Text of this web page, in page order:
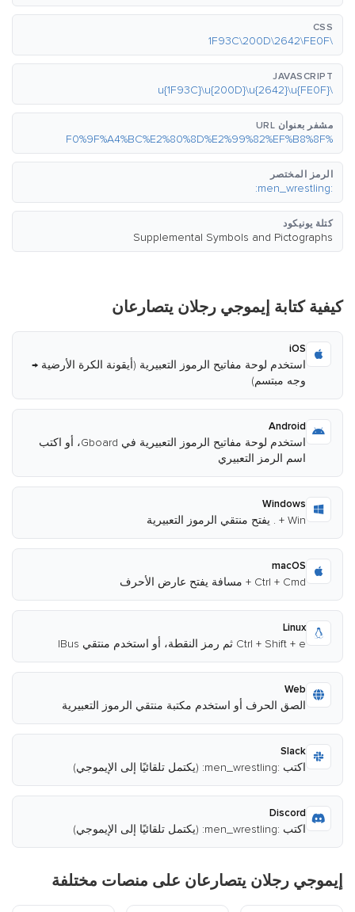
CSS
\1F93C\200D\2642\FE0F
JAVASCRIPT
\u{1F93C}\u{200D}\u{2642}\u{FE0F}
مشفر بعنوان URL
%F0%9F%A4%BC%E2%80%8D%E2%99%82%EF%B8%8F
الرمز المختصر
:men_wrestling:
كتلة يونيكود
Supplemental Symbols and Pictographs
كيفية كتابة إيموجي رجلان يتصارعان
iOS
استخدم لوحة مفاتيح الرموز التعبيرية (أيقونة الكرة الأرضية →
وجه مبتسم)
Android
استخدم لوحة مفاتيح الرموز التعبيرية في Gboard، أو اكتب
اسم الرمز التعبيري
Windows
Win + . يفتح منتقي الرموز التعبيرية
macOS
Ctrl + Cmd + مسافة يفتح عارض الأحرف
Linux
Ctrl + Shift + e ثم رمز النقطة، أو استخدم منتقي IBus
Web
الصق الحرف أو استخدم مكتبة منتقي الرموز التعبيرية
Slack
اكتب :men_wrestling: (يكتمل تلقائيًا إلى الإيموجي)
Discord
اكتب :men_wrestling: (يكتمل تلقائيًا إلى الإيموجي)
إيموجي رجلان يتصارعان على منصات مختلفة